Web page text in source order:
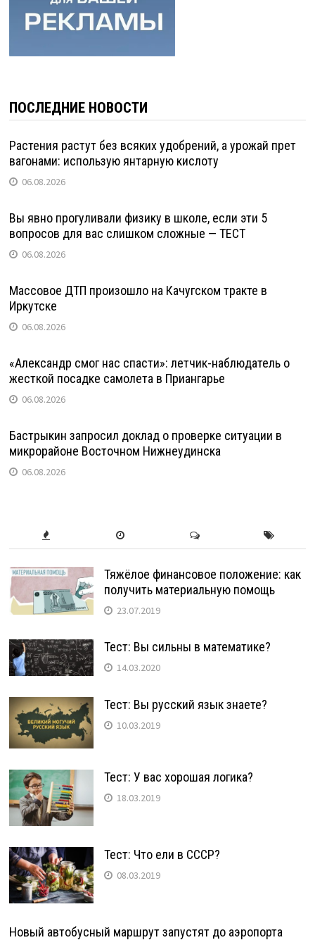
ПОСЛЕДНИЕ НОВОСТИ
Растения растут без всяких удобрений, а урожай прет
вагонами: использую янтарную кислоту
06.08.2026
Вы явно прогуливали физику в школе, если эти 5
вопросов для вас слишком сложные — ТЕСТ
06.08.2026
Массовое ДТП произошло на Качугском тракте в
Иркутске
06.08.2026
«Александр смог нас спасти»: летчик-наблюдатель о
жесткой посадке самолета в Приангарье
06.08.2026
Бастрыкин запросил доклад о проверке ситуации в
микрорайоне Восточном Нижнеудинска
06.08.2026
Тяжёлое финансовое положение: как
получить материальную помощь
23.07.2019
Тест: Вы сильны в математике?
14.03.2020
Тест: Вы русский язык знаете?
10.03.2019
Тест: У вас хорошая логика?
18.03.2019
Тест: Что ели в СССР?
08.03.2019
Новый автобусный маршрут запустят до аэропорта